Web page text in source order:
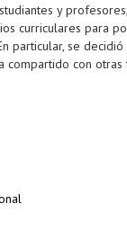
y
curriculares para
particular, se
compartido con otras